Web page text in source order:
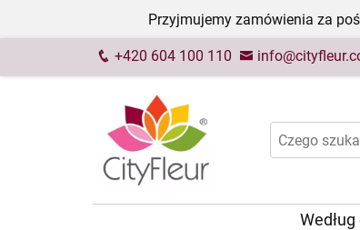
Przyjmujemy zamówienia za
+420 604 100 110